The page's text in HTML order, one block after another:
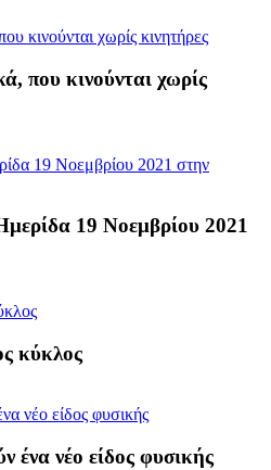
που κινούνται χωρίς
19 Νοεμβρίου 2021
κύκλος
ένα νέο είδος φυσικής